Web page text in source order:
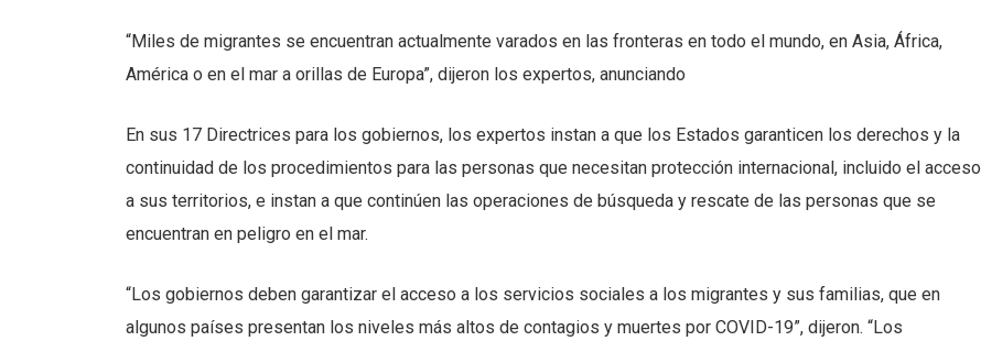
“Miles de migrantes se encuentran actualmente varados en las fronteras en todo el mundo, en Asia, África,
América o en el mar a orillas de Europa”, dijeron los expertos, anunciando
En sus 17 Directrices para los gobiernos, los expertos instan a que los Estados garanticen los derechos y la
continuidad de los procedimientos para las personas que necesitan protección internacional, incluido el acceso
a sus territorios, e instan a que continúen las operaciones de búsqueda y rescate de las personas que se
encuentran en peligro en el mar.
“Los gobiernos deben garantizar el acceso a los servicios sociales a los migrantes y sus familias, que en
algunos países presentan los niveles más altos de contagios y muertes por COVID-19”, dijeron. “Los